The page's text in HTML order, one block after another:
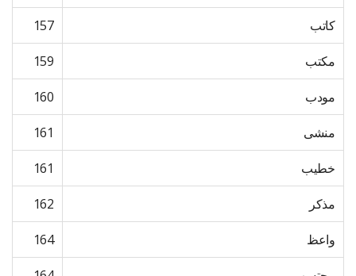
کاتب 157
مکتب 159
مودب 160
منشی 161
خطیب 161
مذکر 162
واعظ 164